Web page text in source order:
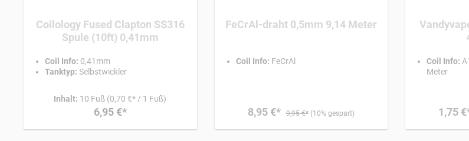
Coilology Fused Clapton SS316
Spule (10ft) 0,41mm
Coil Info: 0,41mm
Tanktyp: Selbstwickler
Inhalt: 10 Fuß (0,70 €* / 1 Fuß)
6,95 €*
FeCrAl-draht 0,5mm 9,14 Meter
Coil Info: FeCrAl
8,95 €* 9,95 €* (10% gespart)
Coil Info:
Meter
1,75